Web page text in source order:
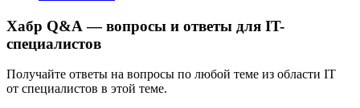
Хабр Q&A — вопросы и ответы для IT-
специалистов
Получайте ответы на вопросы по любой теме из области IT
от специалистов в этой теме.